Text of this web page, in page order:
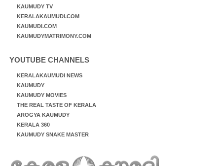
KAUMUDY TV
KERALAKAUMUDI.COM
KAUMUDI.COM
KAUMUDYMATRIMONY.COM
YOUTUBE CHANNELS
KERALAKAUMUDI NEWS
KAUMUDY
KAUMUDY MOVIES
THE REAL TASTE OF KERALA
AROGYA KAUMUDY
KERALA 360
KAUMUDY SNAKE MASTER